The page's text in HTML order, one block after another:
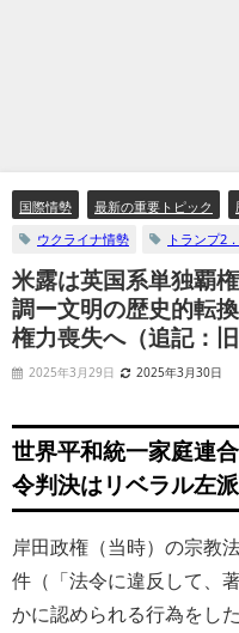
国際情勢 最新の重要トピック
ウクライナ情勢
トランプ2
米露は英国系単独覇
調ー文明の歴史的転
権力喪失へ（追記：
2025年3月29日 2025年3月30日
世界平和統一家庭連
令判決はリベラル左
岸田政権（当時）の宗教
件（「法令に違反して、
かに認められる行為をし